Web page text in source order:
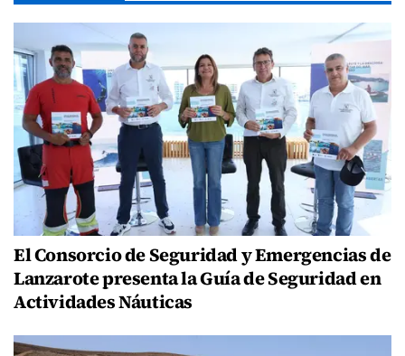
El Consorcio de Seguridad y Emergencias de
Lanzarote presenta la Guía de Seguridad en
Actividades Náuticas